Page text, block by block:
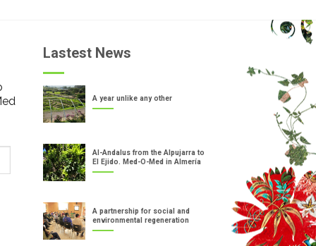
Lastest News
A year unlike any other
Al-Andalus from the Alpujarra to
El Ejido. Med-O-Med in Almería
A partnership for social and
environmental regeneration